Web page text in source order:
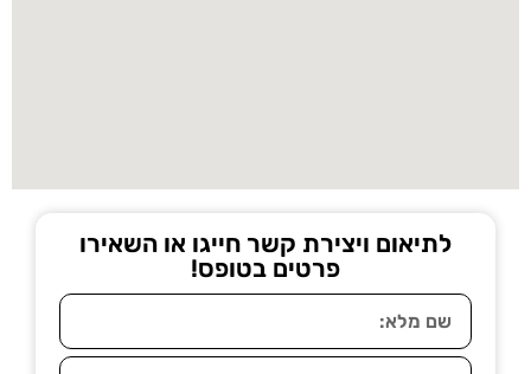
לתיאום ויצירת קשר חייגו או השאירו
פרטים בטופס!